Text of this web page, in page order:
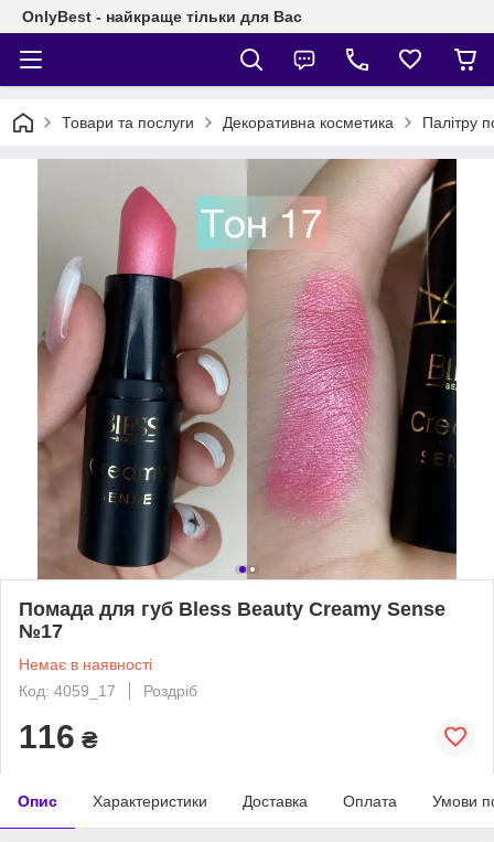
OnlyBest - найкраще тільки для Вас
Товари та послуги Декоративна косметика Палітру
Помада для губ Bless Beauty Creamy Sense
№17
Немає в наявності
Код: 4059_17
Роздріб
116 ₴
Опис Характеристики Доставка Оплата Умови